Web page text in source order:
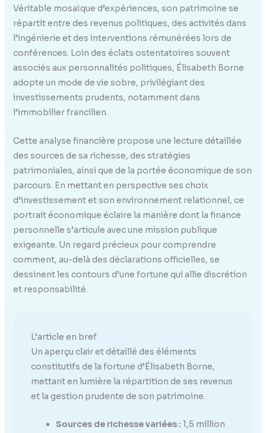
Véritable mosaïque d’expériences, son patrimoine se
répartit entre des revenus politiques, des activités dans
l’ingénierie et des interventions rémunérées lors de
conférences. Loin des éclats ostentatoires souvent
associés aux personnalités politiques, Élisabeth Borne
adopte un mode de vie sobre, privilégiant des
investissements prudents, notamment dans
l’immobilier francilien.
Cette analyse financière propose une lecture détaillée
des sources de sa richesse, des stratégies
patrimoniales, ainsi que de la portée économique de son
parcours. En mettant en perspective ses choix
d’investissement et son environnement relationnel, ce
portrait économique éclaire la manière dont la finance
personnelle s’articule avec une mission publique
exigeante. Un regard précieux pour comprendre
comment, au-delà des déclarations officielles, se
dessinent les contours d’une fortune qui allie discrétion
et responsabilité.
L’article en bref
Un aperçu clair et détaillé des éléments
constitutifs de la fortune d’Élisabeth Borne,
mettant en lumière la répartition de ses revenus
et la gestion prudente de son patrimoine.
Sources de richesse variées : 1,5 million